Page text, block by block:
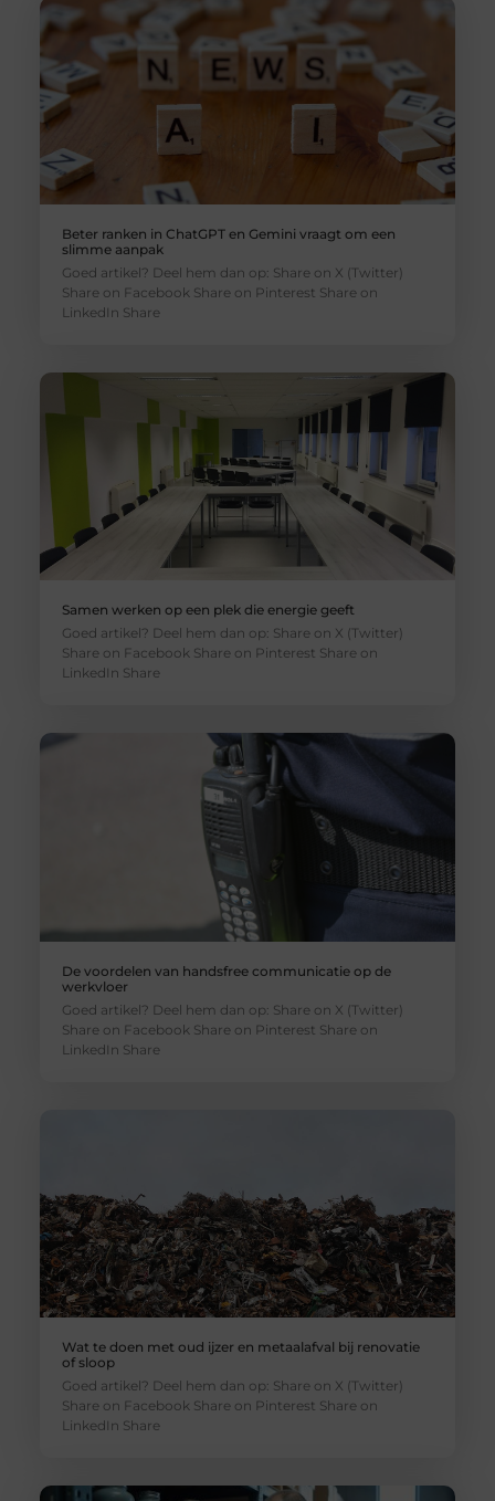
Beter ranken in ChatGPT en Gemini vraagt om een
slimme aanpak
Goed artikel? Deel hem dan op: Share on X (Twitter)
Share on Facebook Share on Pinterest Share on
LinkedIn Share
Samen werken op een plek die energie geeft
Goed artikel? Deel hem dan op: Share on X (Twitter)
Share on Facebook Share on Pinterest Share on
LinkedIn Share
De voordelen van handsfree communicatie op de
werkvloer
Goed artikel? Deel hem dan op: Share on X (Twitter)
Share on Facebook Share on Pinterest Share on
LinkedIn Share
Wat te doen met oud ijzer en metaalafval bij renovatie
of sloop
Goed artikel? Deel hem dan op: Share on X (Twitter)
Share on Facebook Share on Pinterest Share on
LinkedIn Share